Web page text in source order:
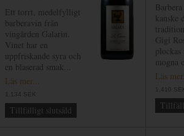
Ett torrt, medelfylligt
barberavin från
vingården Galarin.
Vinet har en
uppfriskande syra och
en blaserad smak...
Läs mer...
1,134 SEK
Tillfälligt slutsåld
kanske
Gigi
plockas
mogna
Läs
1,410 SEK